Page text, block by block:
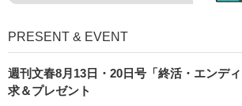
PRESENT & EVENT
週刊文春8月13日・20日号「終活・エンデ
求＆プレゼント